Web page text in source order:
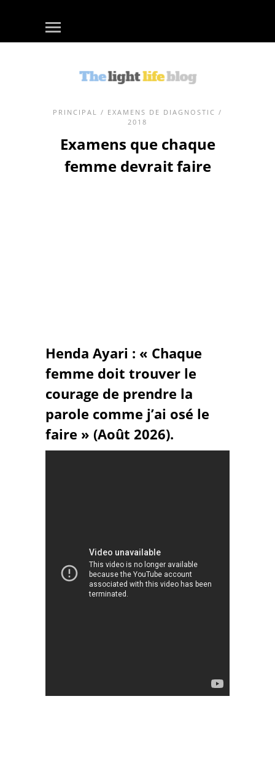
PRINCIPAL / EXAMENS DE DIAGNOSTIC /
2018
Examens que chaque
femme devrait faire
Henda Ayari : « Chaque
femme doit trouver le
courage de prendre la
parole comme j’ai osé le
faire » (Août 2026).